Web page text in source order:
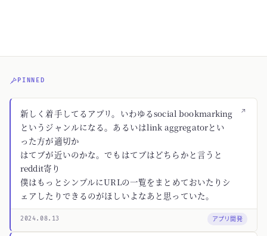
PINNED
↗
新しく着手してるアプリ。いわゆるsocial bookmarking
というジャンルになる。あるいはlink aggregatorとい
った方が適切か
はてブが近いのかな。でもはてブはどちらかと言うと
reddit寄り
僕はもっとシンプルにURLの一覧をまとめておいたりシ
ェアしたりできるのがほしいよなあと思っていた。
2024.08.13 アプリ開発